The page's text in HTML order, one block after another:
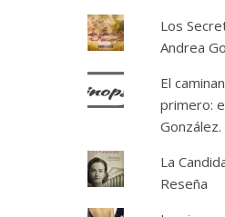
Los
Andrea
El
primero:
González.
La
Reseña